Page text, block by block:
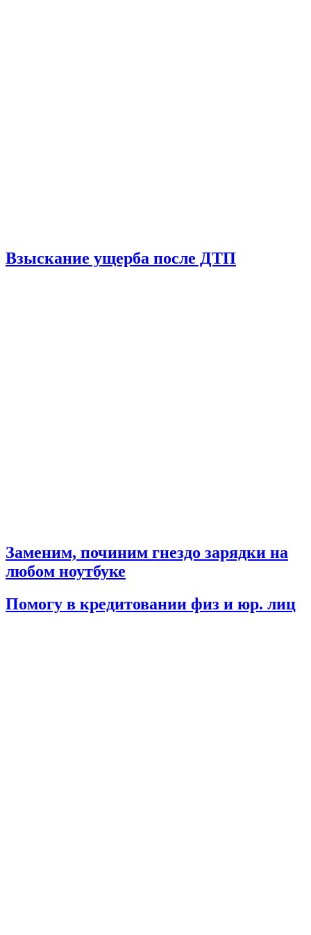
Взыскание ущерба после ДТП
Заменим, починим гнездо зарядки на
любом ноутбуке
Помогу в кредитовании физ и юр. лиц